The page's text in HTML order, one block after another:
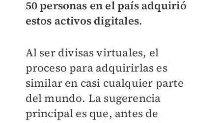
50 personas en el país adquirió
estos activos digitales.
Al ser divisas virtuales, el
proceso para adquirirlas es
similar en casi cualquier parte
del mundo. La sugerencia
principal es que, antes de